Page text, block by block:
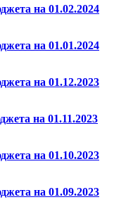
на 01.02.2024
на 01.01.2024
на 01.12.2023
на 01.11.2023
на 01.10.2023
на 01.09.2023